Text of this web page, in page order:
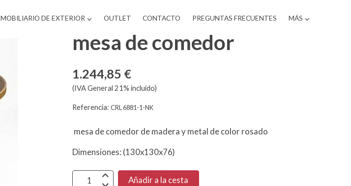
MOBILIARIO DE EXTERIOR OUTLET CONTACTO PREGUNTAS FRECUENTES MÁS
mesa de comedor
1.244,85 €
(IVA General 21% incluido)
Referencia:CRL 6881-1-NK
mesa de comedor de madera y metal de color rosado
Dimensiones: (130x130x76)
Añadir a la cesta